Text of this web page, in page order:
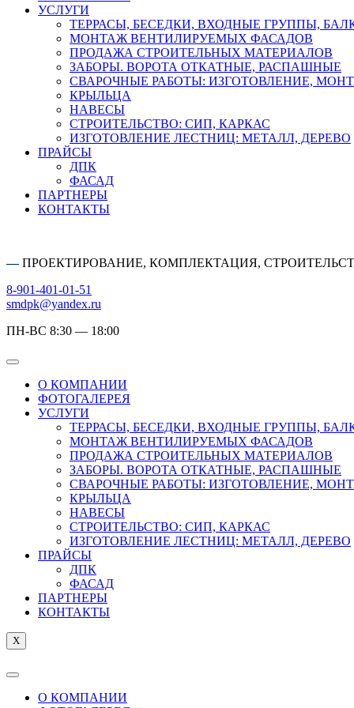
УСЛУГИ
ТЕРРАСЫ, БЕСЕДКИ, ВХОДНЫЕ ГРУППЫ,
МОНТАЖ ВЕНТИЛИРУЕМЫХ ФАСАДОВ
ПРОДАЖА СТРОИТЕЛЬНЫХ МАТЕРИАЛОВ
ЗАБОРЫ. ВОРОТА ОТКАТНЫЕ, РАСПАШНЫЕ
СВАРОЧНЫЕ РАБОТЫ: ИЗГОТОВЛЕНИЕ,
КРЫЛЬЦА
НАВЕСЫ
СТРОИТЕЛЬСТВО: СИП, КАРКАС
ИЗГОТОВЛЕНИЕ ЛЕСТНИЦ: МЕТАЛЛ, ДЕРЕВО
ПРАЙСЫ
ДПК
ФАСАД
ПАРТНЕРЫ
КОНТАКТЫ
—ПРОЕКТИРОВАНИЕ, КОМПЛЕКТАЦИЯ,
8-901-401-01-51
smdpk@yandex.ru
ПН-ВС 8:30 — 18:00
О КОМПАНИИ
ФОТОГАЛЕРЕЯ
УСЛУГИ
ТЕРРАСЫ, БЕСЕДКИ, ВХОДНЫЕ ГРУППЫ,
МОНТАЖ ВЕНТИЛИРУЕМЫХ ФАСАДОВ
ПРОДАЖА СТРОИТЕЛЬНЫХ МАТЕРИАЛОВ
ЗАБОРЫ. ВОРОТА ОТКАТНЫЕ, РАСПАШНЫЕ
СВАРОЧНЫЕ РАБОТЫ: ИЗГОТОВЛЕНИЕ,
КРЫЛЬЦА
НАВЕСЫ
СТРОИТЕЛЬСТВО: СИП, КАРКАС
ИЗГОТОВЛЕНИЕ ЛЕСТНИЦ: МЕТАЛЛ, ДЕРЕВО
ПРАЙСЫ
ДПК
ФАСАД
ПАРТНЕРЫ
КОНТАКТЫ
X
О КОМПАНИИ